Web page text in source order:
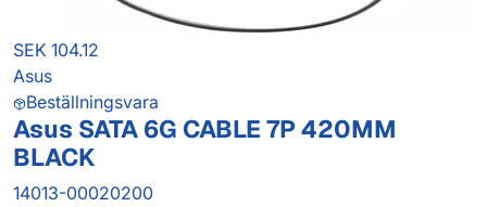
SEK 104.12
Asus
Beställningsvara
Asus SATA 6G CABLE 7P 420MM
BLACK
14013-00020200